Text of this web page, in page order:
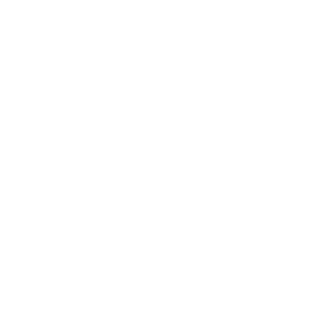
в течение 14 дней после получения (для товаров
в случаях если товар не соответствует
в действующем